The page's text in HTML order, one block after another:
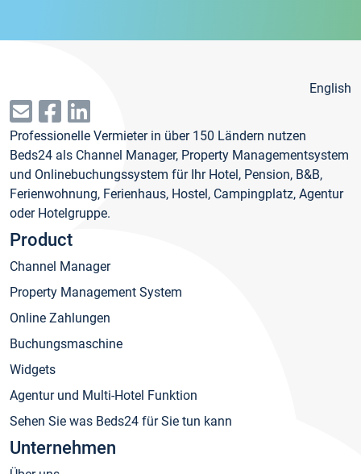
English
Professionelle Vermieter in über 150 Ländern nutzen
Beds24 als Channel Manager, Property Managementsystem
und Onlinebuchungssystem für Ihr Hotel, Pension, B&B,
Ferienwohnung, Ferienhaus, Hostel, Campingplatz, Agentur
oder Hotelgruppe.
Product
Channel Manager
Property Management System
Online Zahlungen
Buchungsmaschine
Widgets
Agentur und Multi-Hotel Funktion
Sehen Sie was Beds24 für Sie tun kann
Unternehmen